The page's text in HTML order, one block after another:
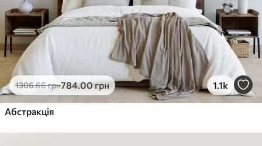
1306.66грн784.00грн 1.1k
Абстракція